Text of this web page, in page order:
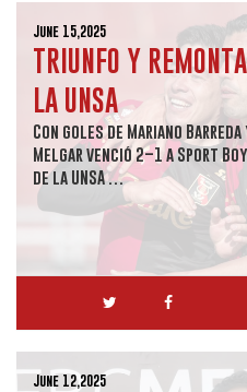
June 15,2025
TRIUNFO Y
LA UNSA
Con goles de Mariano Barreda
Melgar venció 2–1 a Sport
de la UNSA …
June 12,2025